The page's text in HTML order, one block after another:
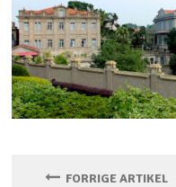
FORRIGE ARTIKEL